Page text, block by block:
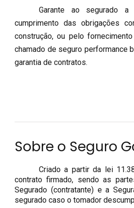
Garante ao segurado
cumprimento das obrigações
construção, ou pelo
chamado de seguro performance
garantia de contratos.
Sobre o Seguro
Criado a partir da lei
contrato firmado, sendo as
Segurado (contratante) e a
segurado caso o tomador